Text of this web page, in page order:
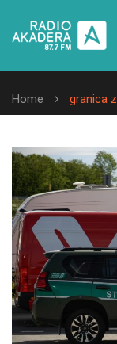
Home granica